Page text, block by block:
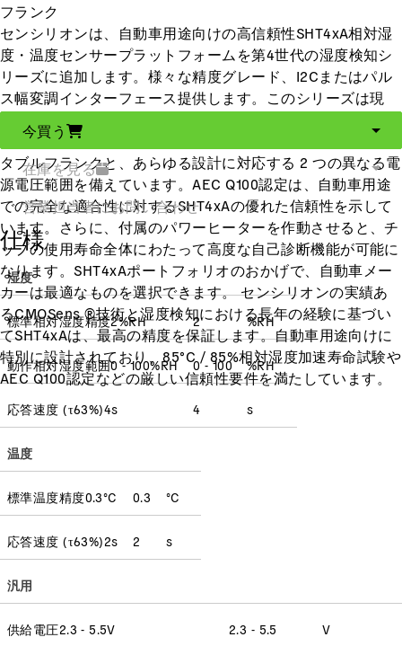
フランク
センシリオンは、自動車用途向けの高信頼性SHT4xA相対湿
度・温度センサープラットフォームを第4世代の湿度検知シ
リーズに追加します。様々な精度グレード、I2Cまたはパル
ス幅変調インターフェース提供します。このシリーズは現
在、STS41A-AW1B と STS41A-AWLB の 2 つのバージョンで
構成されており、自動光学検査 (AOI) をサポートするウェッ
タブルフランクと、あらゆる設計に対応する 2 つの異なる電
源電圧範囲を備えています。AEC Q100認定は、自動車用途
での完全な適合性に対するSHT4xAの優れた信頼性を示して
います。さらに、付属のパワーヒーターを作動させると、チ
ップの使用寿命全体にわたって高度な自己診断機能が可能に
なります。SHT4xAポートフォリオのおかげで、自動車メー
カーは最適なものを選択できます。 センシリオンの実績あ
るCMOSens ®技術と湿度検知における長年の経験に基づい
てSHT4xAは、最高の精度を保証します。自動車用途向けに
特別に設計されており、85°C / 85%相対湿度加速寿命試験や
AEC Q100認定などの厳しい信頼性要件を満たしています。
今買う
在庫を見る
営業担当者にお問い合わせ
仕様
湿度
標準相対湿度精度2%RH 2 %RH
動作相対湿度範囲0 - 100%RH 0 - 100 %RH
応答速度 (τ63%)4s 4 s
温度
標準温度精度0.3°C 0.3 °C
応答速度 (τ63%)2s 2 s
汎用
供給電圧2.3 - 5.5V 2.3 - 5.5 V